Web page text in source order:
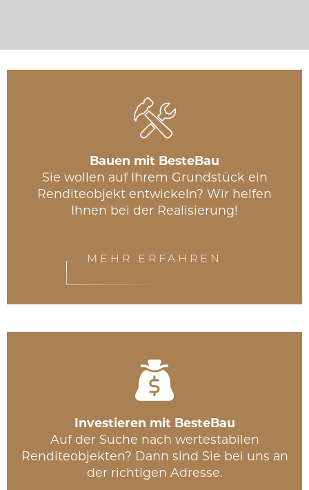
Bauen mit BesteBau
Sie wollen auf Ihrem Grundstück ein
Renditeobjekt entwickeln? Wir helfen
Ihnen bei der Realisierung!
MEHR ERFAHREN
Investieren mit BesteBau
Auf der Suche nach wertestabilen
Renditeobjekten? Dann sind Sie bei uns an
der richtigen Adresse.